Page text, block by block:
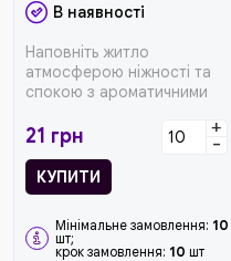
В наявності
Наповніть житло
атмосферою ніжності та
спокою з ароматичними
компактного розміру,
том...
21 грн +
-
КУПИТИ
Мінімальне замовлення: 10
шт;
крок замовлення: 10 шт